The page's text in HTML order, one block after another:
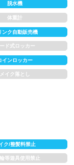
脱水機
体重計
ンク自動販売機
ド式ロッカー
インロッカー
メイク落とし
ク/整髪料禁止
等遊具使用禁止
料禁止
具使用禁止
せばOK
ドルの使用OK